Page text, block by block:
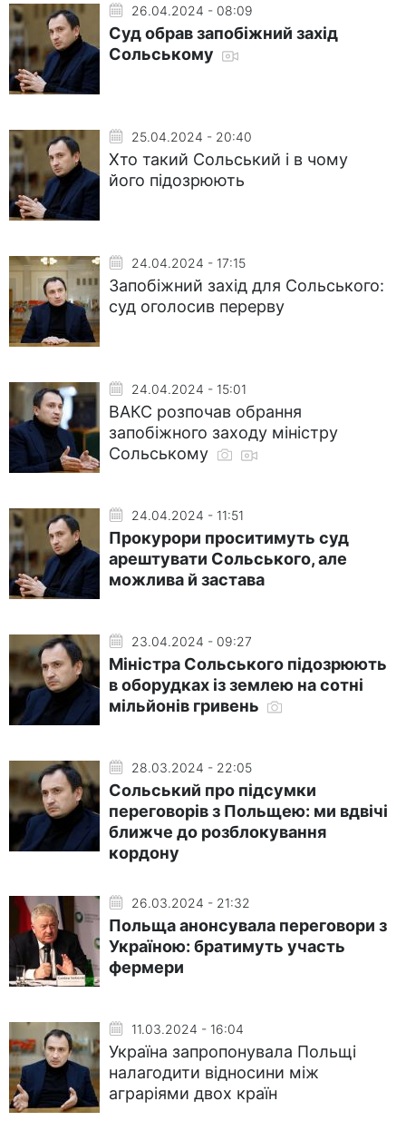
26.04.2024 - 08:09
Суд обрав запобіжний захід
Сольському
25.04.2024 - 20:40
Хто такий Сольський і в чому
його підозрюють
24.04.2024 - 17:15
Запобіжний захід для Сольського:
суд оголосив перерву
24.04.2024 - 15:01
ВАКС розпочав обрання
запобіжного заходу міністру
Сольському
24.04.2024 - 11:51
Прокурори проситимуть суд
арештувати Сольського, але
можлива й застава
23.04.2024 - 09:27
Міністра Сольського підозрюють
в оборудках із землею на сотні
мільйонів гривень
28.03.2024 - 22:05
Сольський про підсумки
переговорів з Польщею: ми вдвічі
ближче до розблокування
кордону
26.03.2024 - 21:32
Польща анонсувала переговори з
Україною: братимуть участь
фермери
11.03.2024 - 16:04
Україна запропонувала Польщі
налагодити відносини між
аграріями двох країн